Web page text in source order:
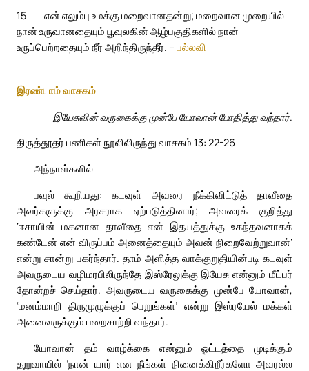
15
என் எலும்பு உமக்கு மறைவானதன்று; மறைவான முறையில்
நான் உருவானதையும் பூவுலகின் ஆழ்பகுதிகளில் நான்
உருப்பெற்றதையும் நீர் அறிந்திருந்தீர். – பல்லவி
இரண்டாம் வாசகம்
இயேசுவின் வருகைக்கு முன்பே யோவான் போதித்து வந்தார்.
திருத்தூதர் பணிகள் நூலிலிருந்து வாசகம் 13: 22-26
அந்நாள்களில்
பவுல் கூறியது: கடவுள் அவரை நீக்கிவிட்டுத் தாவீதை
அவர்களுக்கு அரசராக ஏற்படுத்தினார்; அவரைக் குறித்து
‘ஈசாயின் மகனான தாவீதை என் இதயத்துக்கு உகந்தவனாகக்
கண்டேன் என் விருப்பம் அனைத்தையும் அவன் நிறைவேற்றுவான்’
என்று சான்று பகர்ந்தார். தாம் அளித்த வாக்குறுதியின்படி கடவுள்
அவருடைய வழிமரபிலிருந்தே இஸ்ரேலுக்கு இயேசு என்னும் மீட்பர்
தோன்றச் செய்தார். அவருடைய வருகைக்கு முன்பே யோவான்,
‘மனம்மாறி திருமுழுக்குப் பெறுங்கள்’ என்று இஸ்ரயேல் மக்கள்
அனைவருக்கும் பறைசாற்றி வந்தார்.
யோவான் தம் வாழ்க்கை என்னும் ஓட்டத்தை முடிக்கும்
தறுவாயில் ‘நான் யார் என நீங்கள் நினைக்கிறீர்களோ அவரல்ல